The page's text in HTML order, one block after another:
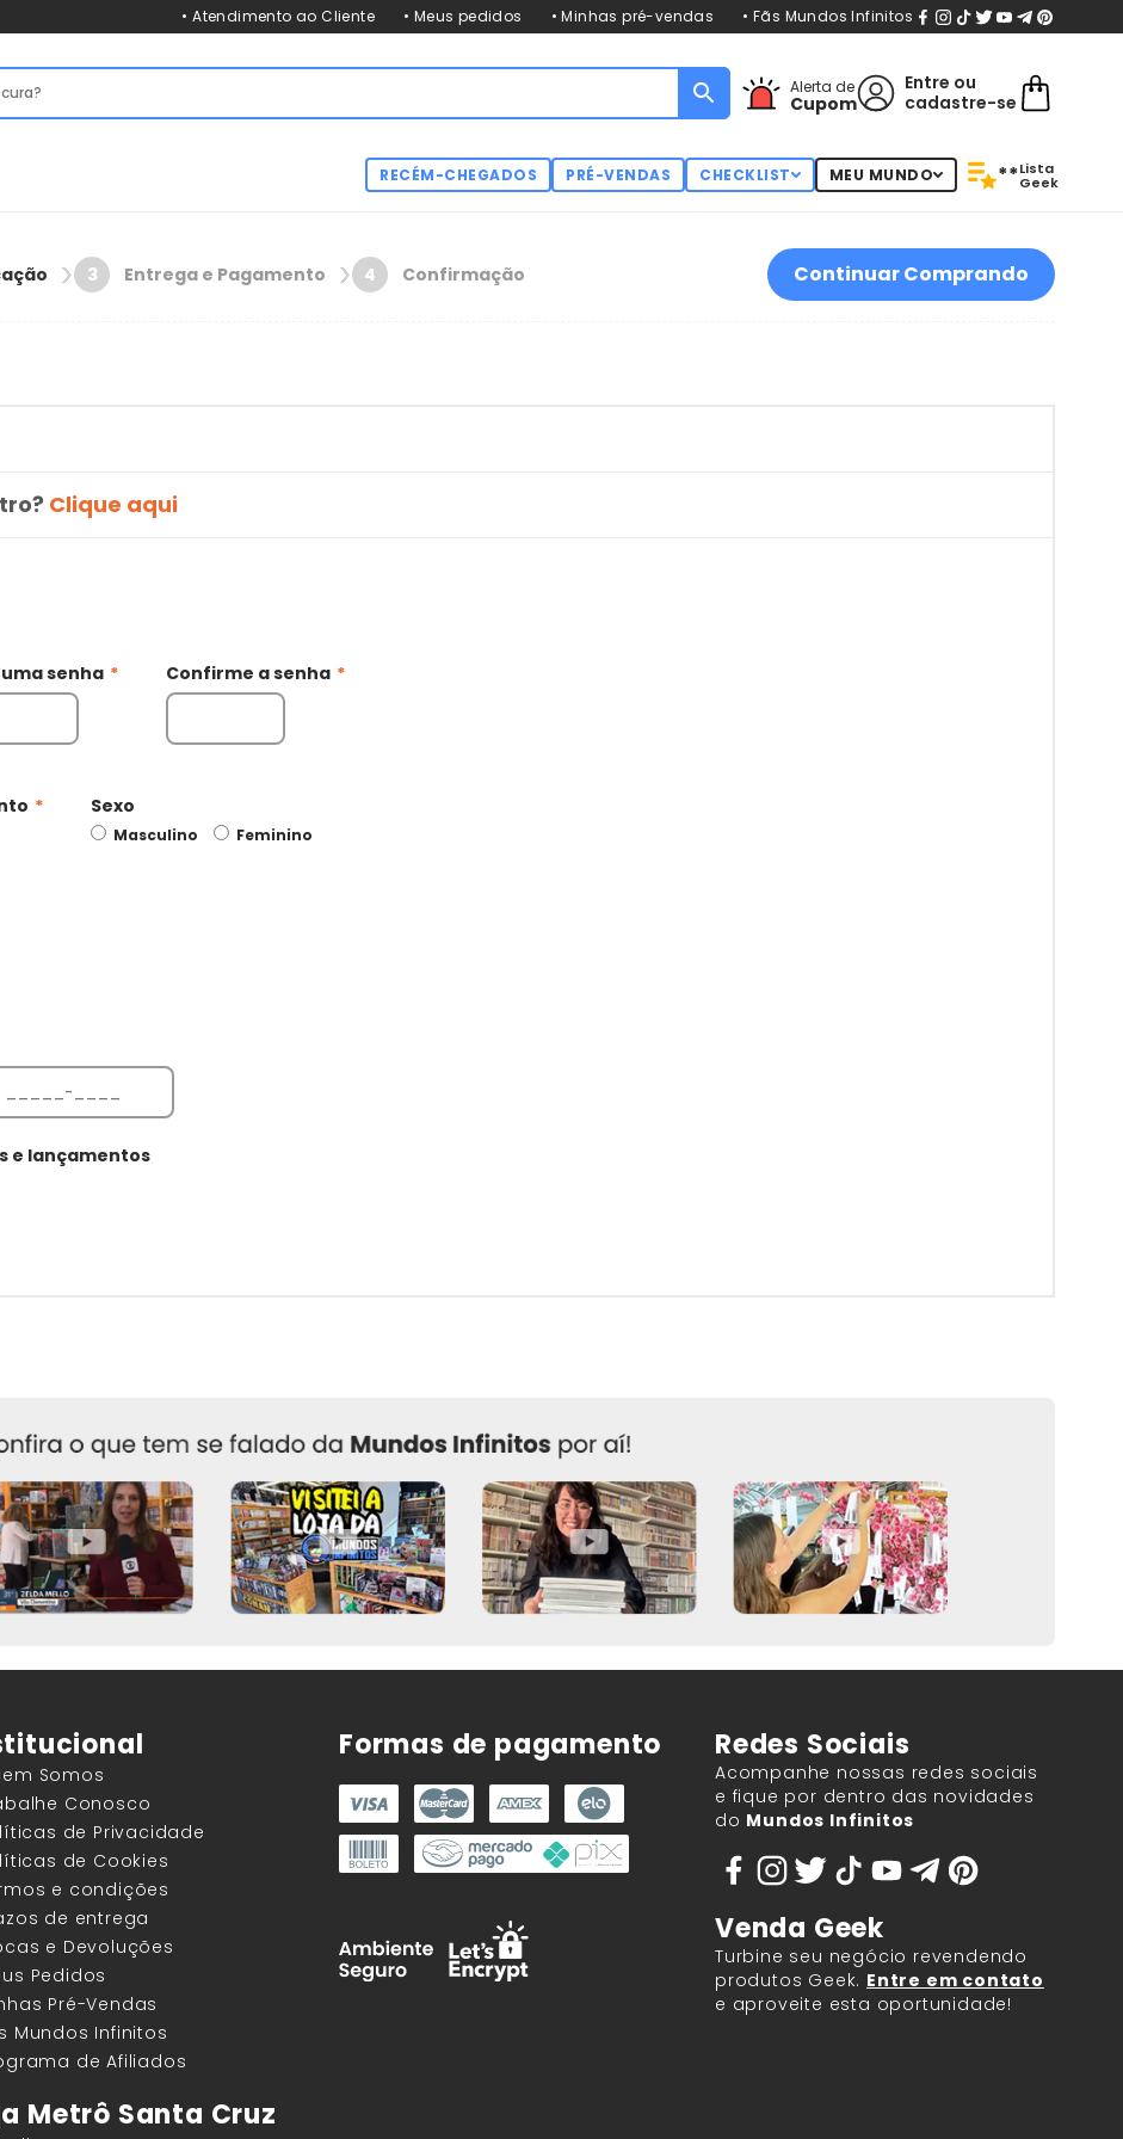
• Atendimento ao Cliente • Meus pedidos • Minhas pré-vendas • Fãs Mundos Infinitos
Alerta de
Cupom
Entre ou
cadastre-se
RECÉM-CHEGADOS PRÉ-VENDAS CHECKLIST MEU MUNDO **Lista
Geek
Continuar Comprando
3 Entrega e Pagamento 4 Confirmação
Clique aqui
senha * Confirme a senha *
* Sexo
Masculino Feminino
e lançamentos
Somos
Conosco
de Privacidade
de Cookies
e condições
de entrega
e Devoluções
Pedidos
Pré-Vendas
Mundos Infinitos
de Afiliados
Metrô Santa Cruz
Formas de pagamento Redes Sociais
Acompanhe nossas redes sociais
e fique por dentro das novidades
do Mundos Infinitos
Venda Geek
Turbine seu negócio revendendo
produtos Geek. Entre em contato
e aproveite esta oportunidade!